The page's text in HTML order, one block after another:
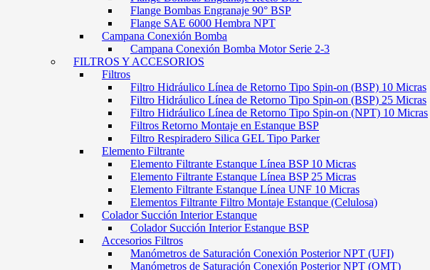
Flange Bombas Engranaje 90° BSP
Flange SAE 6000 Hembra NPT
Campana Conexión Bomba
Campana Conexión Bomba Motor Serie 2-3
FILTROS Y ACCESORIOS
Filtros
Filtro Hidráulico Línea de Retorno Tipo Spin-on (BSP) 10 Micras
Filtro Hidráulico Línea de Retorno Tipo Spin-on (BSP) 25 Micras
Filtro Hidráulico Línea de Retorno Tipo Spin-on (NPT) 10 Micras
Filtros Retorno Montaje en Estanque BSP
Filtro Respiradero Silica GEL Tipo Parker
Elemento Filtrante
Elemento Filtrante Estanque Línea BSP 10 Micras
Elemento Filtrante Estanque Línea BSP 25 Micras
Elemento Filtrante Estanque Línea UNF 10 Micras
Elementos Filtrante Filtro Montaje Estanque (Celulosa)
Colador Succión Interior Estanque
Colador Succión Interior Estanque BSP
Accesorios Filtros
Manómetros de Saturación Conexión Posterior NPT (UFI)
Manómetros de Saturación Conexión Posterior NPT (OMT)